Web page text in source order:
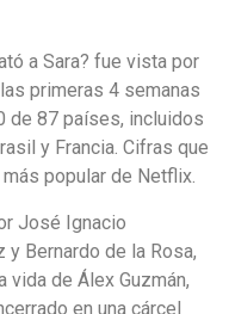
a Sara? fue vista por
primeras 4 semanas
de 87 países, incluidos
y Francia. Cifras que
popular de Netflix.
José Ignacio
Bernardo de la Rosa,
vida de Álex Guzmán,
en una cárcel